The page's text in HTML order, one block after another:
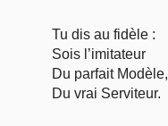
Tu dis au fidèle :
Sois l’imitateur
Du parfait Modèle,
Du vrai Serviteur.